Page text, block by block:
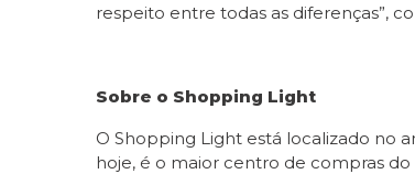
respeito entre todas as diferenças”,
Sobre o Shopping Light
O Shopping Light está localizado no
hoje, é o maior centro de compras do